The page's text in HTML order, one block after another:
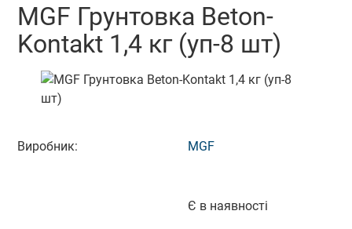
MGF Грунтовка Beton-
Kontakt 1,4 кг (уп-8 шт)
Виробник: MGF
Є в наявності